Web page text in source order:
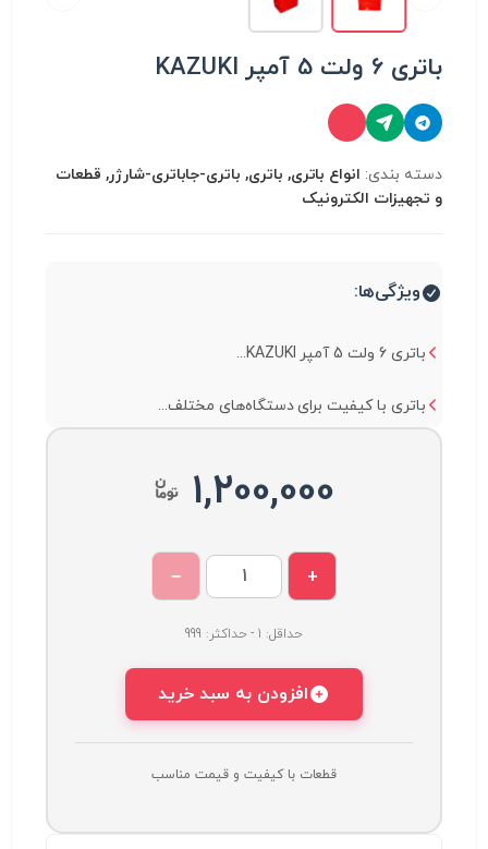
باتری 6 ولت 5 آمپر KAZUKI
دسته بندی: انواع باتری, باتری, باتری-جاباتری-شارژر, قطعات
و تجهیزات الکترونیک
ویژگی‌ها:
باتری 6 ولت 5 آمپر KAZUKI...
باتری با کیفیت برای دستگاه‌های مختلف...
1,200,000
+
−
حداقل: 1 - حداکثر: 999
افزودن به سبد خرید
قطعات با کیفیت و قیمت مناسب